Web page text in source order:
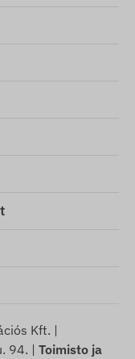
Kft. |
94. | Toimisto ja